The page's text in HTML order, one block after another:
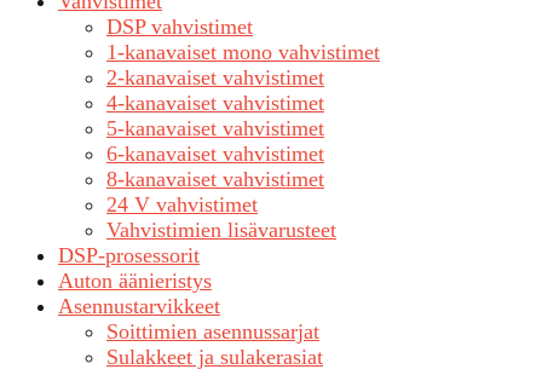
DSP vahvistimet
1-kanavaiset mono vahvistimet
2-kanavaiset vahvistimet
4-kanavaiset vahvistimet
5-kanavaiset vahvistimet
6-kanavaiset vahvistimet
8-kanavaiset vahvistimet
24 V vahvistimet
Vahvistimien lisävarusteet
DSP-prosessorit
Auton äänieristys
Asennustarvikkeet
Soittimien asennussarjat
Sulakkeet ja sulakerasiat